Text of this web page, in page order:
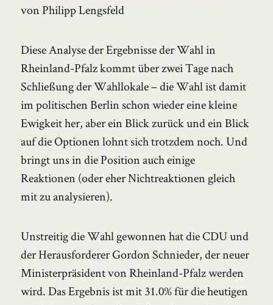
am
von Philipp Lengsfeld
Diese Analyse der Ergebnisse der Wahl in
Rheinland-Pfalz kommt über zwei Tage nach
Schließung der Wahllokale – die Wahl ist damit
im politischen Berlin schon wieder eine kleine
Ewigkeit her, aber ein Blick zurück und ein Blick
auf die Optionen lohnt sich trotzdem noch. Und
bringt uns in die Position auch einige
Reaktionen (oder eher Nichtreaktionen gleich
mit zu analysieren).
Unstreitig die Wahl gewonnen hat die CDU und
der Herausforderer Gordon Schnieder, der neuer
Ministerpräsident von Rheinland-Pfalz werden
wird. Das Ergebnis ist mit 31.0% für die heutigen